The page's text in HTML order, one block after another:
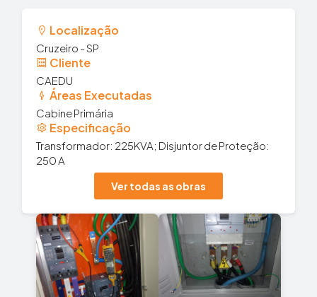
Localização
Cruzeiro - SP
Cliente
CAEDU
Áreas Executadas
Cabine Primária
Especificação
Transformador: 225KVA; Disjuntor de Proteção:
250 A
Ver todas as obras